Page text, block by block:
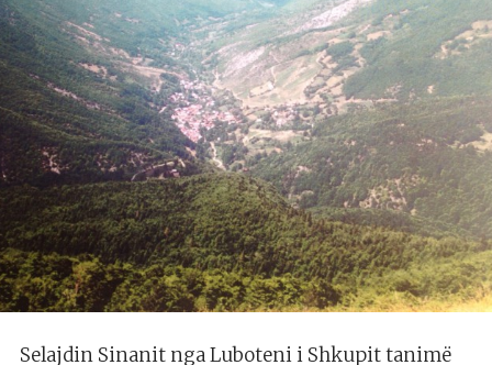
Selajdin Sinanit nga Luboteni i Shkupit tanimë